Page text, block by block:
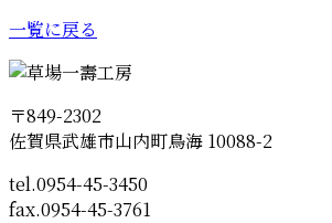
一覧に戻る
〒849-2302
佐賀県武雄市山内町鳥海 10088-2
tel.0954-45-3450
fax.0954-45-3761